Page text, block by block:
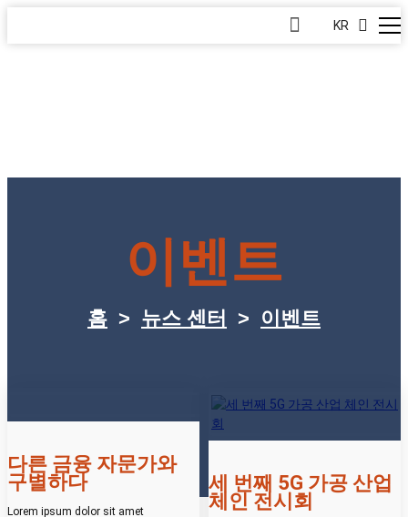
KR
이벤트
홈 > 뉴스 센터 > 이벤트
다른 금융 자문가와
구별하다
Lorem ipsum dolor sit amet
세 번째 5G 가공 산업
체인 전시회